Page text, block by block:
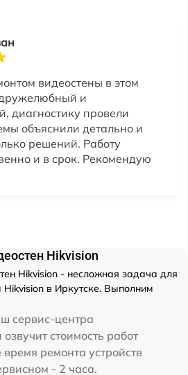
видеостены в этом
и
диагностику провели
объяснили детально и
решений. Работу
и в срок. Рекомендую
Hikvision
Hikvision - несложная задача для
в Иркутске. Выполним
сервис-центра
стоимость работ
ремонта устройств
- 2 часа.